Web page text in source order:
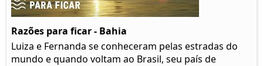
Razões para ficar - Bahia
Luiza e Fernanda se conheceram pelas estradas do
mundo e quando voltam ao Brasil, seu país de